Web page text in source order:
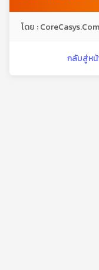
โดย :
กลับสู่หน้